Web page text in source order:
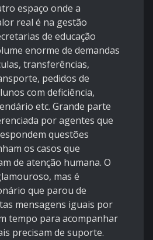
espaço onde a
real é na gestão
de educação
enorme de demandas
transferências,
pedidos de
com deficiência,
etc. Grande parte
por agentes que
questões
os casos que
de atenção humana. O
mas é
que parou de
mensagens iguais por
tempo para acompanhar
precisam de suporte.